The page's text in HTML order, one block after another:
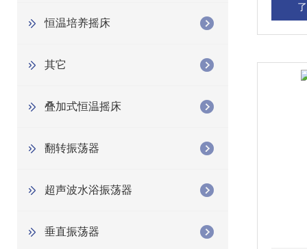
恒温培养摇床
其它
叠加式恒温摇床
翻转振荡器
超声波水浴振荡器
垂直振荡器